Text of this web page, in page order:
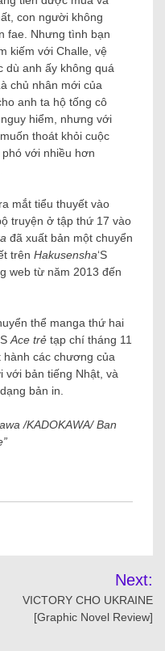
con người không
fae. Nhưng tình bạn
kiếm với Challe, vệ
dù anh ấy không quá
chủ nhân mới của
anh ta hộ tống cô
hiểm, nhưng với
thoát khỏi cuộc
với nhiều hơn
mắt tiểu thuyết vào
truyện ở tập thứ 17 vào
đã xuất bản một chuyển
trên Hakusensha‘S
web từ năm 2013 đến
thể manga thứ hai
Ace trẻ tạp chí tháng 11
hành các chương của
với bản tiếng Nhật, và
bản in.
/KADOKAWA/ Ban
Next:
VICTORY CHO UKRAINE
[Graphic Novel Review]